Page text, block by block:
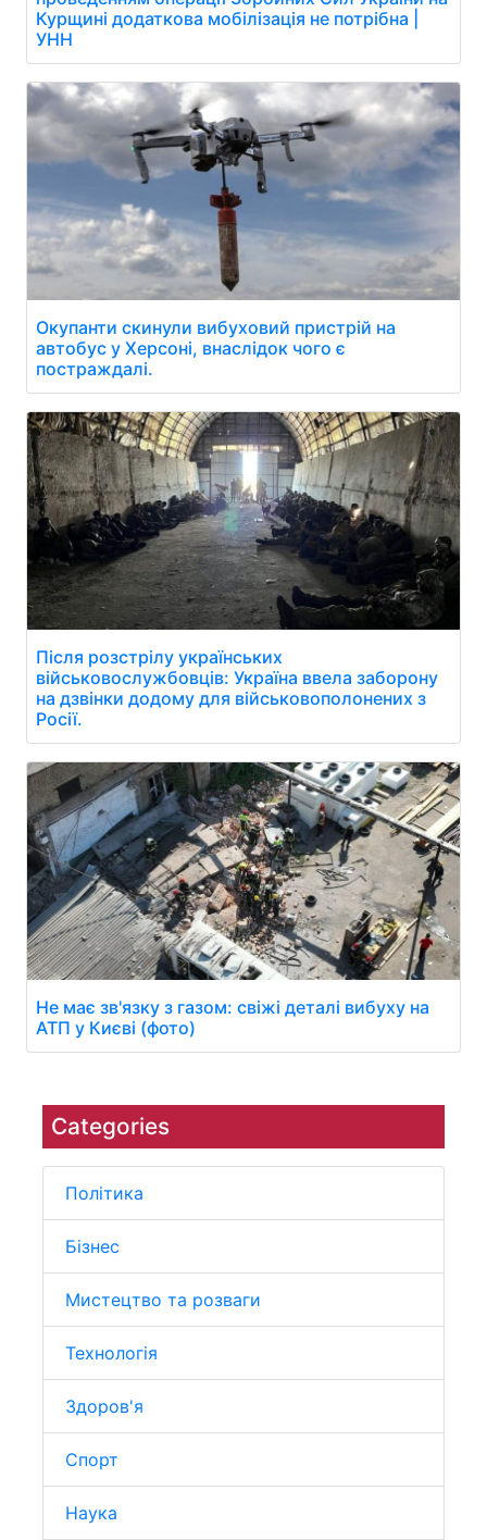
Categories
Політика
Бізнес
Мистецтво та розваги
Технологія
Здоров'я
Спорт
Наука
Курщині додаткова мобілізація не потрібна |
УНН
Окупанти скинули вибуховий пристрій на
автобус у Херсоні, внаслідок чого є
постраждалі.
Після розстрілу українських
військовослужбовців: Україна ввела заборону
на дзвінки додому для військовополонених з
Росії.
Не має зв'язку з газом: свіжі деталі вибуху на
АТП у Києві (фото)